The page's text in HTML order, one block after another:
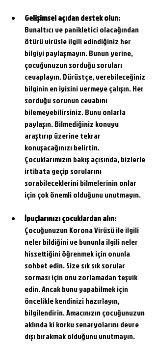
Gelişimsel açıdan destek olun:
Bunaltıcı ve panikletici olacağından
ötürü virüsle ilgili edindiğiniz her
bilgiyi paylaşmayın. Bunun yerine,
çocuğunuzun sorduğu soruları
cevaplayın. Dürüstçe, verebileceğiniz
bilginin en iyisini vermeye çalışın. Her
sorduğu sorunun cevabını
bilemeyebilirsiniz. Bunu onlarla
paylaşın. Bilmediğiniz konuyu
araştırıp üzerine tekrar
konuşacağınızı belirtin.
Çocuklarımızın bakış açısında, bizlerle
irtibata geçip sorularını
sorabileceklerini bilmelerinin onlar
için çok önemli olduğunu unutmayın.
İpuçlarınızı çocuklardan alın:
Çocuğunuzun Korona Virüsü ile ilgili
neler bildiğini ve bununla ilgili neler
hissettiğini öğrenmek için onunla
sohbet edin. Size sık sık sorular
sorması için onu zorlamadan teşvik
edin. Ancak bunu yapabilmek için
öncelikle kendinizi hazırlayın,
bilgilendirin. Amacınızın çocuğunuzun
aklında ki korku senaryolarını devre
dışı bırakmak olduğunu unutmayın.